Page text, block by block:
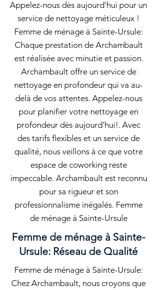
Appelez-nous dès aujourd'hui pour un
service de nettoyage méticuleux !
Femme de ménage à Sainte-Ursule:
Chaque prestation de Archambault
est réalisée avec minutie et passion.
Archambault offre un service de
nettoyage en profondeur qui va au-
delà de vos attentes. Appelez-nous
pour planifier votre nettoyage en
profondeur dès aujourd'hui!. Avec
des tarifs flexibles et un service de
qualité, nous veillons à ce que votre
espace de coworking reste
impeccable. Archambault est reconnu
pour sa rigueur et son
professionnalisme inégalés. Femme
de ménage à Sainte-Ursule
Femme de ménage à Sainte-
Ursule: Réseau de Qualité
Femme de ménage à Sainte-Ursule:
Chez Archambault, nous croyons que